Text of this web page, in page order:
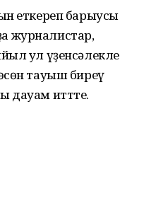
еткереп барыусы
журналистар,
ул үҙенсәлекле
тауыш биреү
дауам иттте.